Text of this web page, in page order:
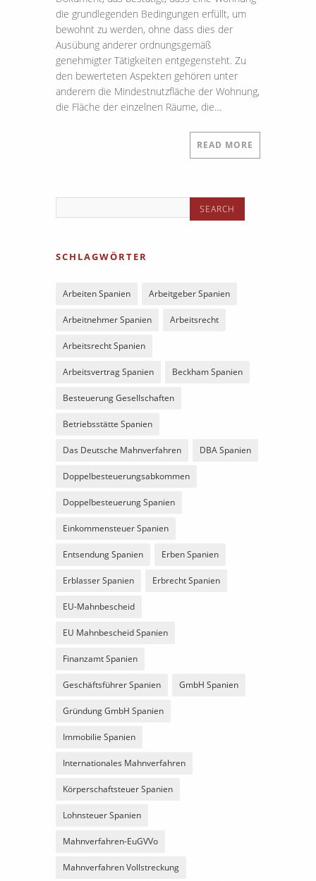
die grundlegenden Bedingungen erfüllt, um
bewohnt zu werden, ohne dass dies der
Ausübung anderer ordnungsgemäß
genehmigter Tätigkeiten entgegensteht. Zu
den bewerteten Aspekten gehören unter
anderem die Mindestnutzfläche der Wohnung,
die Fläche der einzelnen Räume, die…
READ MORE
SCHLAGWÖRTER
Arbeiten Spanien Arbeitgeber Spanien
Arbeitnehmer Spanien Arbeitsrecht
Arbeitsrecht Spanien
Arbeitsvertrag Spanien Beckham Spanien
Besteuerung Gesellschaften
Betriebsstätte Spanien
Das Deutsche Mahnverfahren DBA Spanien
Doppelbesteuerungsabkommen
Doppelbesteuerung Spanien
Einkommensteuer Spanien
Entsendung Spanien Erben Spanien
Erblasser Spanien Erbrecht Spanien
EU-Mahnbescheid
EU Mahnbescheid Spanien
Finanzamt Spanien
Geschäftsführer Spanien GmbH Spanien
Gründung GmbH Spanien
Immobilie Spanien
Internationales Mahnverfahren
Körperschaftsteuer Spanien
Lohnsteuer Spanien
Mahnverfahren-EuGVVo
Mahnverfahren Vollstreckung